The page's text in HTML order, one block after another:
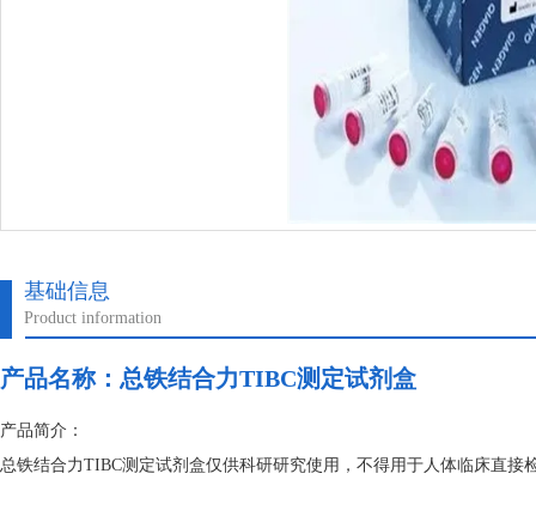
基础信息
Product information
产品名称： 总铁结合力TIBC测定试剂盒
产品简介：
总铁结合力TIBC测定试剂盒仅供科研研究使用，不得用于人体临床直